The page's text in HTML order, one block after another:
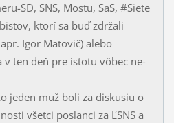
SD, SNS, Mos­tu, SaS, #Siete
ktorí sa buď zdržali
Igor Matovič) alebo
v ten deň pre istotu vôbec ne­
jeden muž boli za diskusiu o
všetci poslanci za ĽSNS a